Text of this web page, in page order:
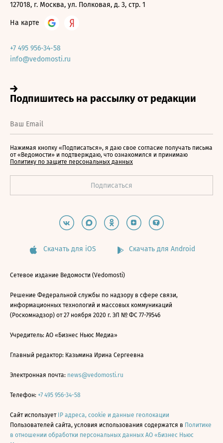
127018, г. Москва, ул. Полковая, д. 3, стр. 1
На карте
+7 495 956-34-58
info@vedomosti.ru
Нажимая кнопку «Подписаться», я даю свое согласие получать письма
от «Ведомости» и подтверждаю, что ознакомился и принимаю
Политику по защите персональных данных
Скачать для iOS Скачать для Android
Сетевое издание Ведомости (Vedomosti)
Решение Федеральной службы по надзору в сфере связи,
информационных технологий и массовых коммуникаций
(Роскомнадзор) от 27 ноября 2020 г. ЭЛ № ФС 77-79546
Учредитель: АО «Бизнес Ньюс Медиа»
Главный редактор: Казьмина Ирина Сергеевна
Электронная почта: news@vedomosti.ru
Телефон: +7 495 956-34-58
Сайт использует IP адреса, cookie и данные геолокации
Пользователей сайта, условия использования содержатся в Политике
в отношении обработки персональных данных АО «Бизнес Ньюс